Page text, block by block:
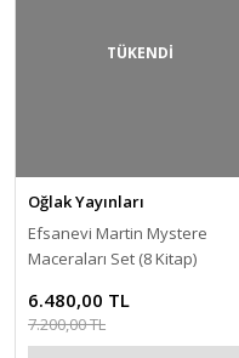
TÜKENDİ
Oğlak Yayınları
Efsanevi Martin Mystere
Maceraları Set (8 Kitap)
6.480,00 TL
7.200,00 TL